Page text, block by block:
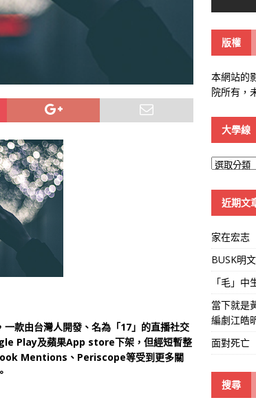
款由台灣人開發、名為「17」的直播社交
Play及蘋果App store下架，但經短暫整
Mentions、Periscope等受到更多關
版權
本網站的
院所有，
大學線
大
線
近期文
家在宏志
BUSK明
「毛」中
當下就是
編劇江皓
面對死亡
搜尋